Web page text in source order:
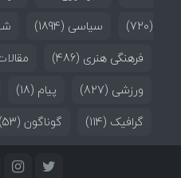
(720)
سیاسی (1894)
فرهنگی هنری (486)
ورزشی (827) پیام (18)
گرافیک (114) گوناگون (53)